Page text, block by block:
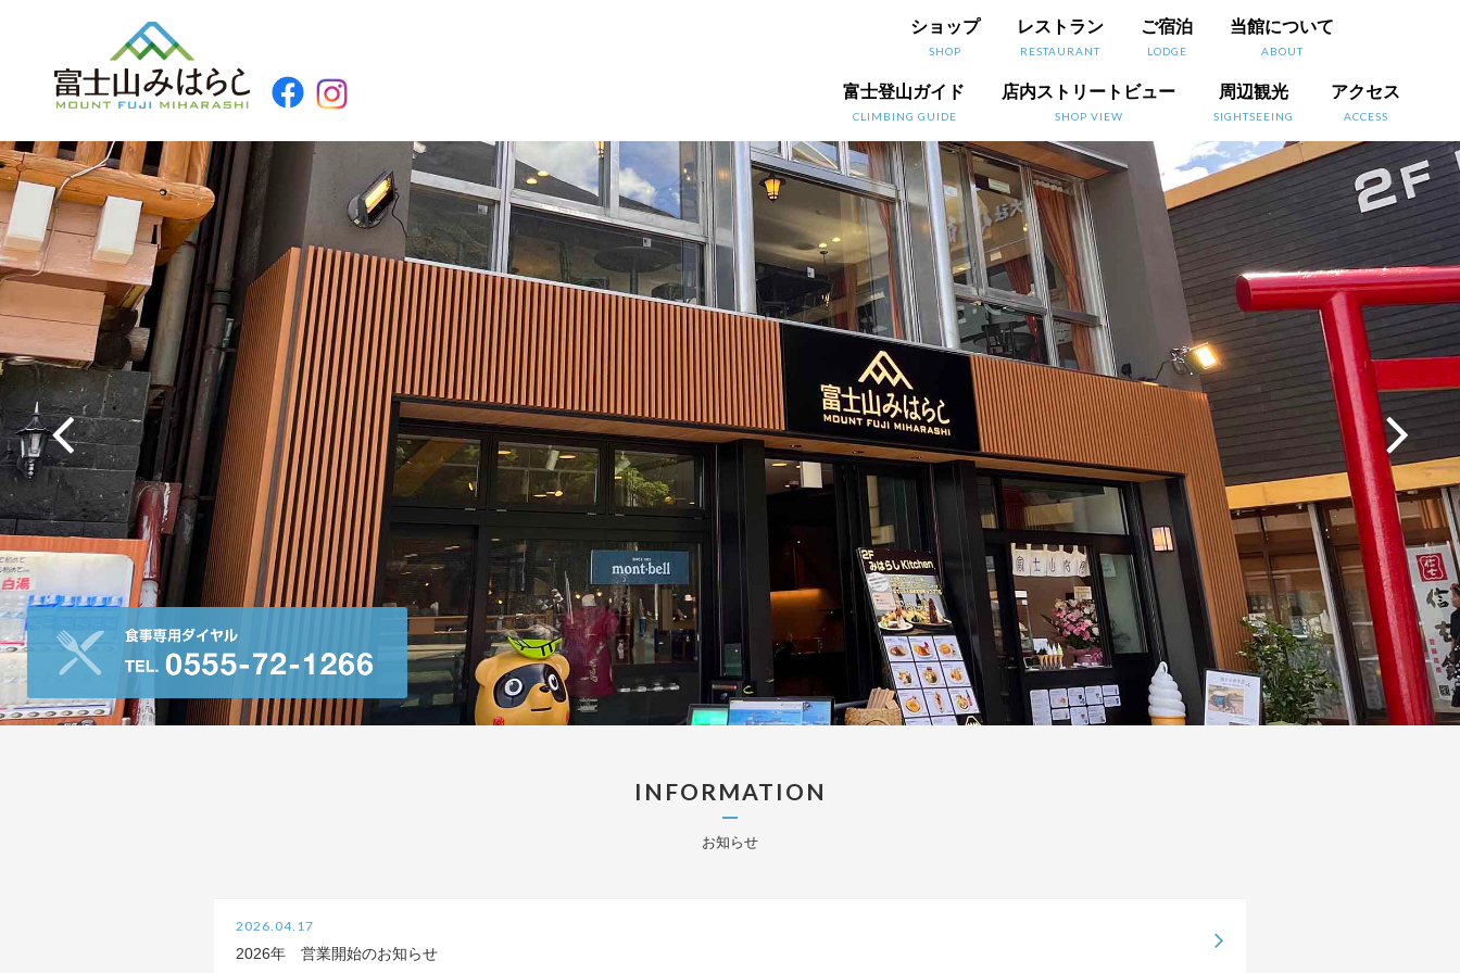
ショップ
SHOP
レストラン
RESTAURANT
ご宿泊
LODGE
当館について
ABOUT
富士登山ガイド
CLIMBING GUIDE
店内ストリートビュー
SHOP VIEW
周辺観光
SIGHTSEEING
アクセス
ACCESS
INFORMATION
お知らせ
2026.04.17
2026年 営業開始のお知らせ